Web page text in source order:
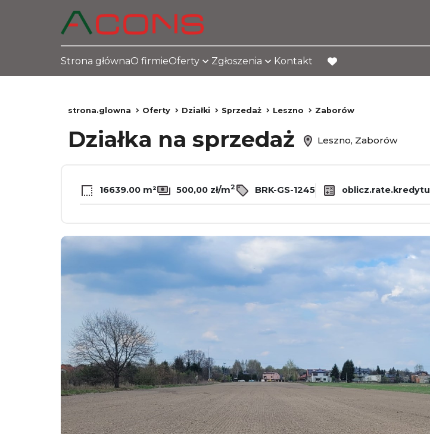
Strona głównaO firmieOferty Zgłoszenia Kontakt
favorite
strona.glowna Oferty Działki Sprzedaż Leszno Zaborów
Działka na sprzedaż Leszno, Zaborów
16639.00 m² 500,00 zł/m2 BRK-GS-1245 oblicz.rate.kredytu